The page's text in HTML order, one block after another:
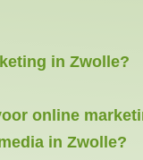
in Zwolle?
online
in Zwolle?